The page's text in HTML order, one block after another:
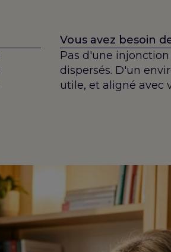
Vous avez besoin
Pas d'une
dispersés. D'un
utile, et aligné avec